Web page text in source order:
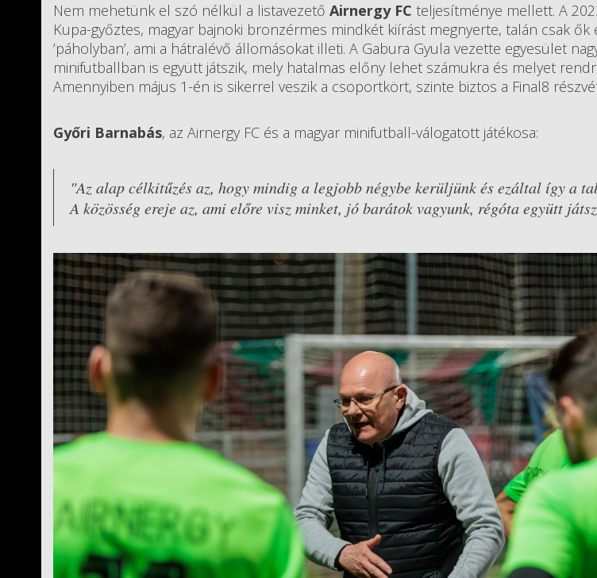
Nem mehetünk el szó nélkül a listavezető Airnergy FC teljesítménye mellett. A
Kupa-győztes, magyar bajnoki bronzérmes mindkét kiírást megnyerte, talán csak ők
’páholyban’, ami a hátralévő állomásokat illeti. A Gabura Gyula vezette egyesület
minifutballban is együtt játszik, mely hatalmas előny lehet számukra és melyet
Amennyiben május 1-én is sikerrel veszik a csoportkört, szinte biztos a Final8
Győri Barnabás, az Airnergy FC és a magyar minifutball-válogatott játékosa:
"Az alap célkitűzés az, hogy mindig a legjobb négybe kerüljünk és ezáltal így a
A közösség ereje az, ami előre visz minket, jó barátok vagyunk, régóta együtt